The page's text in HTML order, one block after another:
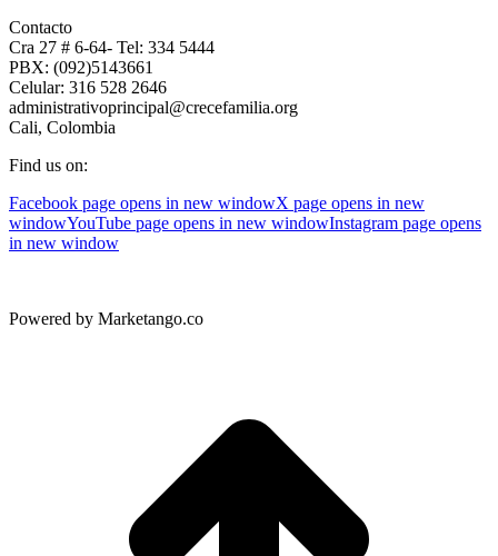
Contacto
Cra 27 # 6-64- Tel: 334 5444
PBX: (092)5143661
Celular: 316 528 2646
administrativoprincipal@crecefamilia.org
Cali, Colombia
Find us on:
Facebook page opens in new windowX page opens in new
windowYouTube page opens in new windowInstagram page opens
in new window
Powered by Marketango.co